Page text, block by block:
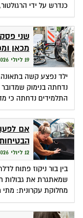
כנדרש על ידי
שני
מכאן
19 ליולי 2026
ילד נפצע קשה
נדחתה בנימוק
התלמידים נדחתה כי
אם
12 ליולי 2026
בין בור ניקוז פתוח
שמאתגרת את גבולות
מחלוקת עקרונית: